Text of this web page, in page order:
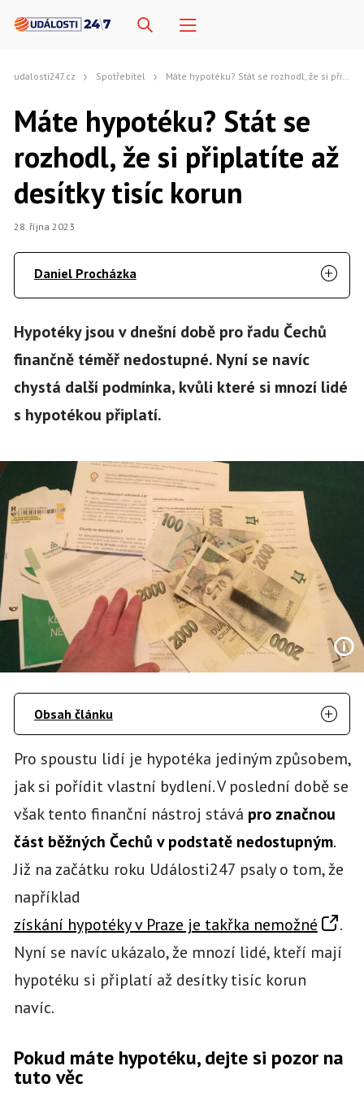
udalosti247.cz Spotřebitel Máte hypotéku? Stát se rozhodl, že si připlatíte až desítky tisíc korun
Máte hypotéku? Stát se
rozhodl, že si připlatíte až
desítky tisíc korun
28. října 2023
Daniel Procházka
Hypotéky jsou v dnešní době pro řadu Čechů
finančně téměř nedostupné. Nyní se navíc
chystá další podmínka, kvůli které si mnozí lidé
s hypotékou připlatí.
Obsah článku
Pro spoustu lidí je hypotéka jediným způsobem,
jak si pořídit vlastní bydlení. V poslední době se
však tento finanční nástroj stává pro značnou
část běžných Čechů v podstatě nedostupným.
Již na začátku roku Události247 psaly o tom, že
například
získání hypotéky v Praze je takřka nemožné
.
Nyní se navíc ukázalo, že mnozí lidé, kteří mají
hypotéku si připlatí až desítky tisíc korun
navíc.
Pokud máte hypotéku, dejte si pozor na
tuto věc